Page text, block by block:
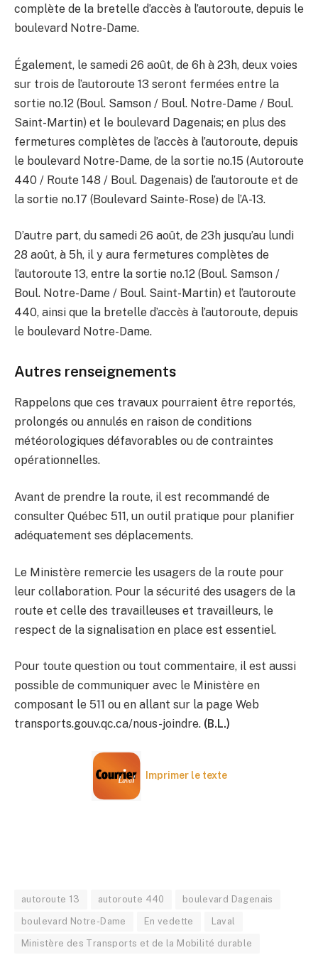
complète de la bretelle d’accès à l’autoroute, depuis le
boulevard Notre-Dame.
Également, le samedi 26 août, de 6h à 23h, deux voies
sur trois de l’autoroute 13 seront fermées entre la
sortie no.12 (Boul. Samson / Boul. Notre-Dame / Boul.
Saint-Martin) et le boulevard Dagenais; en plus des
fermetures complètes de l’accès à l’autoroute, depuis
le boulevard Notre-Dame, de la sortie no.15 (Autoroute
440 / Route 148 / Boul. Dagenais) de l’autoroute et de
la sortie no.17 (Boulevard Sainte-Rose) de l’A-13.
D’autre part, du samedi 26 août, de 23h jusqu’au lundi
28 août, à 5h, il y aura fermetures complètes de
l’autoroute 13, entre la sortie no.12 (Boul. Samson /
Boul. Notre-Dame / Boul. Saint-Martin) et l’autoroute
440, ainsi que la bretelle d’accès à l’autoroute, depuis
le boulevard Notre-Dame.
Autres renseignements
Rappelons que ces travaux pourraient être reportés,
prolongés ou annulés en raison de conditions
météorologiques défavorables ou de contraintes
opérationnelles.
Avant de prendre la route, il est recommandé de
consulter Québec 511, un outil pratique pour planifier
adéquatement ses déplacements.
Le Ministère remercie les usagers de la route pour
leur collaboration. Pour la sécurité des usagers de la
route et celle des travailleuses et travailleurs, le
respect de la signalisation en place est essentiel.
Pour toute question ou tout commentaire, il est aussi
possible de communiquer avec le Ministère en
composant le 511 ou en allant sur la page Web
transports.gouv.qc.ca/nous-joindre. (B.L.)
Imprimer le texte
autoroute 13 autoroute 440 boulevard Dagenais
boulevard Notre-Dame En vedette Laval
Ministère des Transports et de la Mobilité durable